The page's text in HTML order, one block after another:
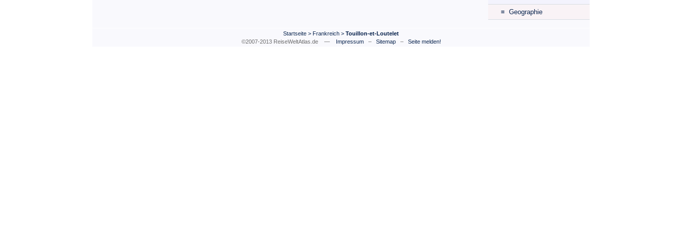
≡ Geographie
Startseite > Frankreich > Touillon-et-Loutelet
©2007-2013 ReiseWeltAtlas.de —
Impressum– Sitemap– Seite melden!